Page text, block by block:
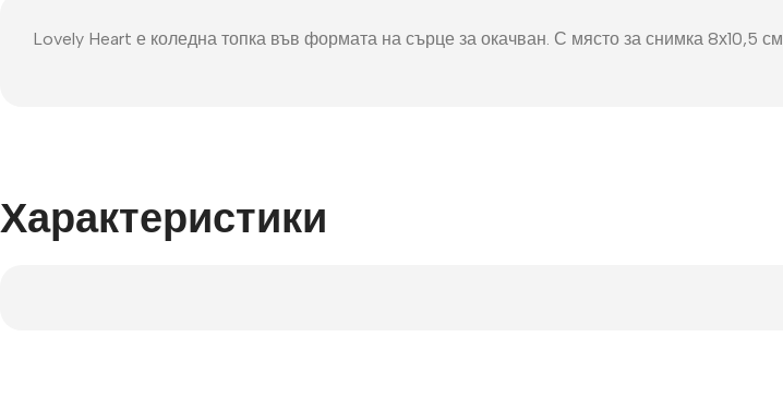
Други
Lovely Heart е коледна топка във формата на сърце за окачван. С място за снимка 8х10,5 см.
Характеристики